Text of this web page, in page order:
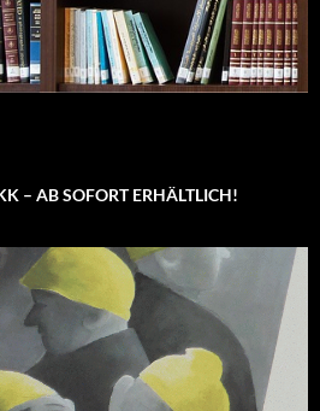
– AB SOFORT ERHÄLTLICH!